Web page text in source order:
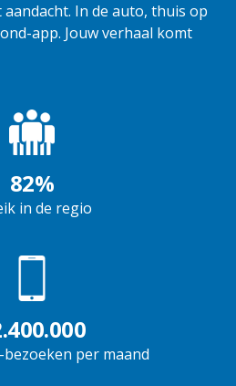
In de auto, thuis op
app. Jouw verhaal komt
82%
in de regio
per maand